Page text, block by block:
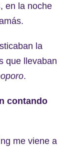
en la noche
la
que llevaban
.
contando
me viene a